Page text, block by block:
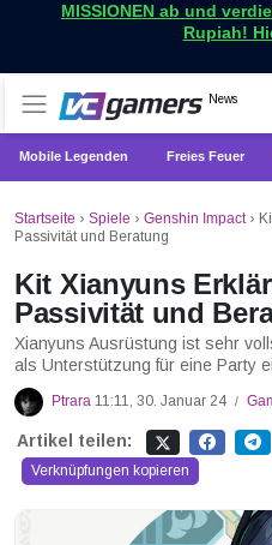
MISSIONEN ab und
Rupiah!
News
Holen Sie
VCGamers
Mobile Legenden Freies Feuer
Startseite › Spiele › Genshin Impact›
Passivität und Beratung
Kit Xianyuns
Passivität und
Xianyuns Ausrüstung ist sehr
als Unterstützung für eine Party
Ptrara 11:11, 30. Januar 24 /
Artikel teilen:
Verknüpfungen kopieren